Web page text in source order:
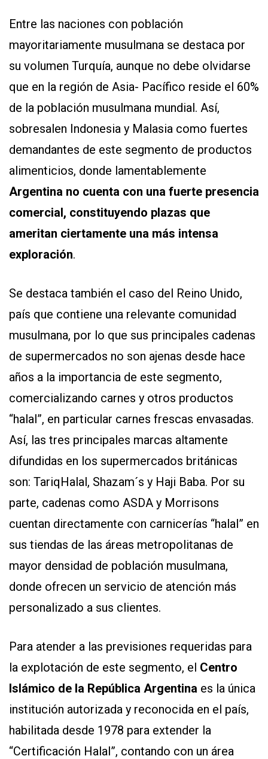
Entre las naciones con población
mayoritariamente musulmana se destaca por
su volumen Turquía, aunque no debe olvidarse
que en la región de Asia- Pacífico reside el 60%
de la población musulmana mundial. Así,
sobresalen Indonesia y Malasia como fuertes
demandantes de este segmento de productos
alimenticios, donde lamentablemente
Argentina no cuenta con una fuerte presencia
comercial, constituyendo plazas que
ameritan ciertamente una más intensa
exploración.
Se destaca también el caso del Reino Unido,
país que contiene una relevante comunidad
musulmana, por lo que sus principales cadenas
de supermercados no son ajenas desde hace
años a la importancia de este segmento,
comercializando carnes y otros productos
“halal”, en particular carnes frescas envasadas.
Así, las tres principales marcas altamente
difundidas en los supermercados británicas
son: TariqHalal, Shazam´s y Haji Baba. Por su
parte, cadenas como ASDA y Morrisons
cuentan directamente con carnicerías “halal” en
sus tiendas de las áreas metropolitanas de
mayor densidad de población musulmana,
donde ofrecen un servicio de atención más
personalizado a sus clientes.
Para atender a las previsiones requeridas para
la explotación de este segmento, el Centro
Islámico de la República Argentina es la única
institución autorizada y reconocida en el país,
habilitada desde 1978 para extender la
“Certificación Halal”, contando con un área